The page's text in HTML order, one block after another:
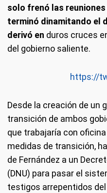
solo frenó las
terminó dinamitando el
derivó en duros cruces
del gobierno saliente.
https://
Desde la creación de un
transición de ambos
que trabajaría con
medidas de transición,
de Fernández a un
(DNU) para pasar el
testigos arrepentidos